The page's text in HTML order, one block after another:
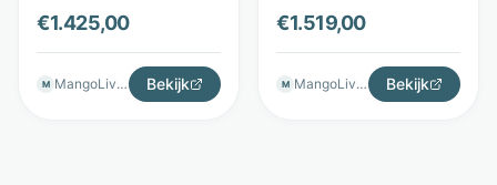
& 360° draaibaar -
Liver - The Seats
€1.425,00
M MangoLiving Bekijk
360° draaibaar - Zwart -
The Seats
€1.519,00
M MangoLiving Bekijk